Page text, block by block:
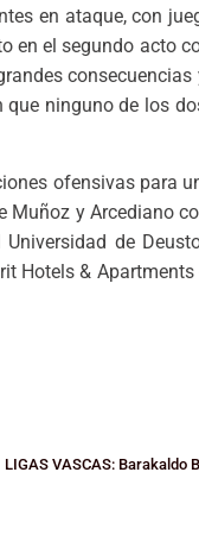
en ataque, con
en el segundo acto
ninguno de los
ofensivas para
Muñoz y Arcediano
de
Hotels &
LIGAS VASCAS: Barakaldo